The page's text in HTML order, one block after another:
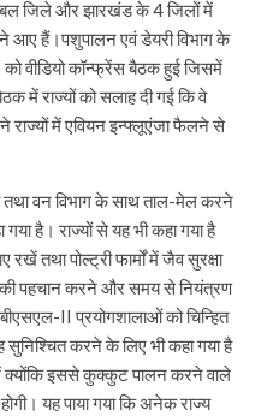
जिले और झारखंड के 4 जिलों में
आए हैं।पशुपालन एवं डेयरी विभाग के
वीडियो कॉन्फ्रेंस बैठक हुई जिसमें
में राज्यों को सलाह दी गई कि वे
में एवियन इन्फ्लूएंजा फैलने से
तथा वन विभाग के साथ ताल-मेल करने
है। राज्यों से यह भी कहा गया है
रखें तथा पोल्ट्री फार्मों में जैव सुरक्षा
की पहचान करने और समय से नियंत्रण
II प्रयोगशालाओं को चिन्हित
सुनिश्चित करने के लिए भी कहा गया है
क्योंकि इससे कुक्कुट पालन करने वाले
यह पाया गया कि अनेक राज्य